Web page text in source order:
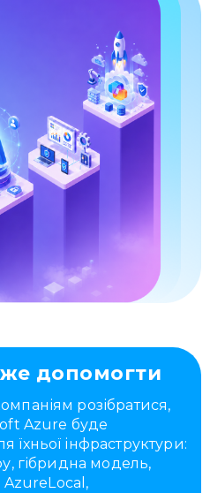
допомогти
розібратися,
Azure буде
інфраструктури:
гібридна модель,